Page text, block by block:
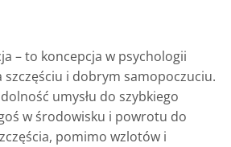
– to koncepcja w psychologii
i dobrym samopoczuciu.
umysłu do szybkiego
w środowisku i powrotu do
pomimo wzlotów i